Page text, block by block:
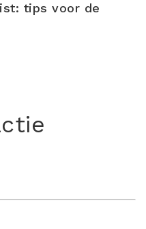
tips voor de